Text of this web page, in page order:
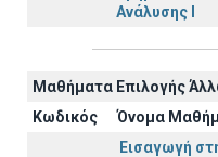
Ανάλυσης Ι
Μαθήματα Επιλογής
Κωδικός
Όνομα
Εισαγωγή